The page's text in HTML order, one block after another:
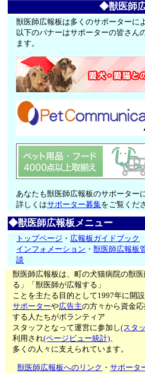
◆獣医師
獣医師広報板は多くのサポーターに
以下のバナーはサポーターの皆さん
ます。
あなたも獣医師広報板のサポーター
詳しくはサポーター募集をご覧くだ
◆獣医師広報板メニュー
トップページ ・ 広報板ガイドブック
インフォメーション ・獣医師広報板
談
獣医師広報板は、町の犬猫病院の獣
る」「獣医師が広報する」
ことを主たる目的として1997年に開
サポーターや広告主の方々から資金
する人たちがボランティア
スタッフとなって運営に参加し(スタ
利用され(ページビュー統計)、
多くの人々に支えられています。
獣医師広報板へのリンク ・サポータ